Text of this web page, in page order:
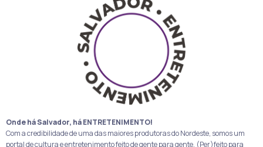
Onde há Salvador, há ENTRETENIMENTO!
Com a credibilidade de uma das maiores produtoras do Nordeste, somos um
portal de cultura e entretenimento feito de gente para gente. (Per)feito para